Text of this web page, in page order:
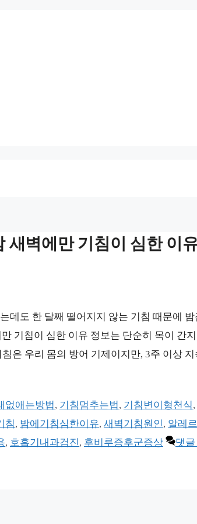
새벽에만 기침이 심한 이
데도 한 달째 떨어지지 않는 기침 때문에 밤
기침이 심한 이유 정보는 단순히 목이 간
은 우리 몸의 방어 기제이지만, 3주 이상
없애는방법, 기침멈추는법, 기침변이형천식,
침, 밤에기침심한이유, 새벽기침원인, 알레
, 호흡기내과검진, 후비루증후군증상
댓